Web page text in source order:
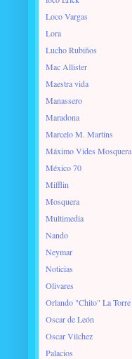
Loco Vargas
Lora
Lucho Rubiños
Mac Allister
Maestra vida
Manassero
Maradona
Marcelo M. Martins
Máximo Vides Mosquera
México 70
Mifflin
Mosquera
Multimedia
Nando
Neymar
Noticias
Olivares
Orlando "Chito" La Torre
Oscar de León
Oscar Vilchez
Palacios